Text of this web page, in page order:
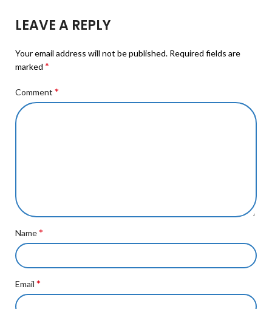
LEAVE A REPLY
Your email address will not be published. Required fields are
marked *
Comment *
Name*
Email *